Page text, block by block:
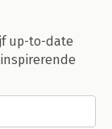
up-to-date